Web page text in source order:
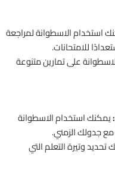
استخدام الاسطوانة لمراجعة
للامتحانات.
على تمارين متنوعة
يمكنك استخدام الاسطوانة
جدولك الزمني.
وتيرة التعلم التي